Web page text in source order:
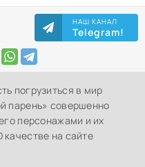
НАШ КАНАЛ
Telegram!
погрузиться в мир
парень» совершенно
персонажами и их
на сайте